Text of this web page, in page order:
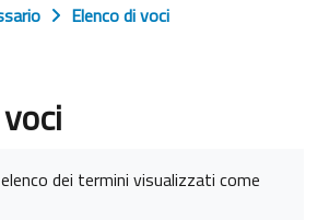
Elenco di voci
dei termini visualizzati come